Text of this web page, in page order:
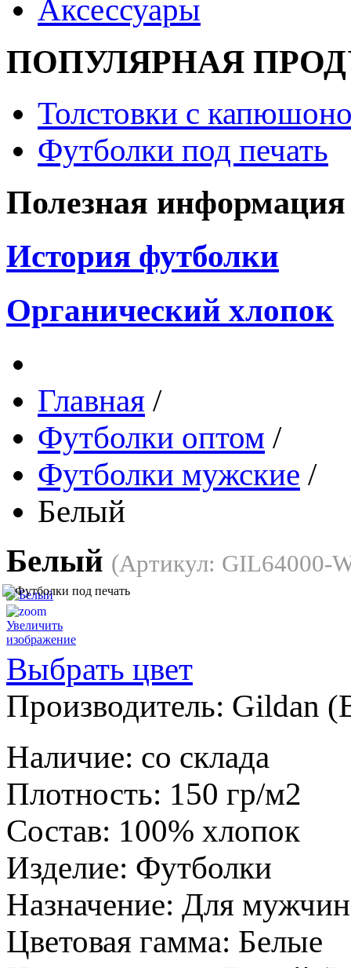
Аксессуары
ПОПУЛЯРНАЯ
Толстовки с
Футболки под печать
Полезная информация
История футболки
Органический хлопок
Главная /
Футболки оптом /
Футболки мужские /
Белый
Белый (Артикул: GIL64000-
Увеличить
изображение
Выбрать цвет
Производитель: Gildan
Наличие: со склада
Плотность: 150 гр/м2
Состав: 100% хлопок
Изделие: Футболки
Назначение: Для мужчин
Цветовая гамма: Белые